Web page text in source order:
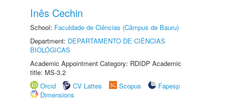
Inês Cechin
School: Faculdade de Ciências (Câmpus de Bauru)
Department: DEPARTAMENTO DE CIÊNCIAS
BIOLÓGICAS
Academic Appointment Category: RDIDP Academic
title: MS-3.2
Orcid
CV Lattes Scopus
Fapesp
Dimensions